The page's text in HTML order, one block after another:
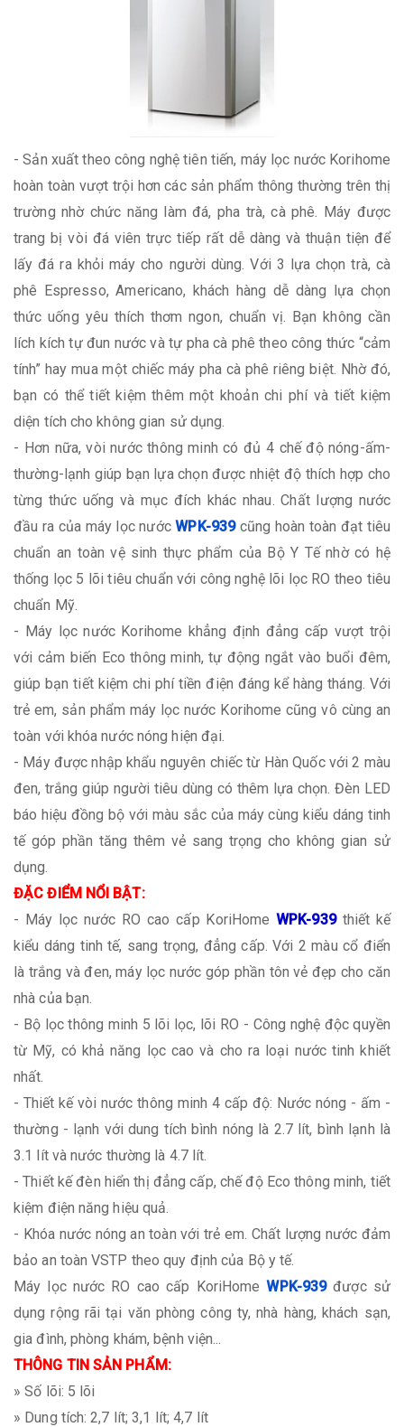
- Sản xuất theo công nghệ tiên tiến, máy lọc nước Korihome
hoàn toàn vượt trội hơn các sản phẩm thông thường trên thị
trường nhờ chức năng làm đá, pha trà, cà phê. Máy được
trang bị vòi đá viên trực tiếp rất dễ dàng và thuận tiện để
lấy đá ra khỏi máy cho người dùng. Với 3 lựa chọn trà, cà
phê Espresso, Americano, khách hàng dễ dàng lựa chọn
thức uống yêu thích thơm ngon, chuẩn vị. Bạn không cần
lích kích tự đun nước và tự pha cà phê theo công thức “cảm
tính” hay mua một chiếc máy pha cà phê riêng biệt. Nhờ đó,
bạn có thể tiết kiệm thêm một khoản chi phí và tiết kiệm
diện tích cho không gian sử dụng.
- Hơn nữa, vòi nước thông minh có đủ 4 chế độ nóng-ấm-
thường-lạnh giúp bạn lựa chọn được nhiệt độ thích hợp cho
từng thức uống và mục đích khác nhau. Chất lượng nước
đầu ra của máy lọc nước WPK-939 cũng hoàn toàn đạt tiêu
chuẩn an toàn vệ sinh thực phẩm của Bộ Y Tế nhờ có hệ
thống lọc 5 lõi tiêu chuẩn với công nghệ lõi lọc RO theo tiêu
chuẩn Mỹ.
- Máy lọc nước Korihome khẳng định đẳng cấp vượt trội
với cảm biến Eco thông minh, tự động ngắt vào buổi đêm,
giúp bạn tiết kiệm chi phí tiền điện đáng kể hàng tháng. Với
trẻ em, sản phẩm máy lọc nước Korihome cũng vô cùng an
toàn với khóa nước nóng hiện đại.
- Máy được nhập khẩu nguyên chiếc từ Hàn Quốc với 2 màu
đen, trắng giúp người tiêu dùng có thêm lựa chọn. Đèn LED
báo hiệu đồng bộ với màu sắc của máy cùng kiểu dáng tinh
tế góp phần tăng thêm vẻ sang trọng cho không gian sử
dụng.
ĐẶC ĐIỂM NỔI BẬT:
- Máy lọc nước RO cao cấp KoriHomeWPK-939thiết kế
kiểu dáng tinh tế, sang trọng, đẳng cấp. Với 2 màu cổ điển
là trắng và đen, máy lọc nước góp phần tôn vẻ đẹp cho căn
nhà của bạn.
- Bộ lọc thông minh 5 lõi lọc, lõi RO - Công nghệ độc quyền
từ Mỹ, có khả năng lọc cao và cho ra loại nước tinh khiết
nhất.
- Thiết kế vòi nước thông minh 4 cấp độ: Nước nóng - ấm -
thường - lạnh với dung tích bình nóng là 2.7 lít, bình lạnh là
3.1 lít và nước thường là 4.7 lít.
- Thiết kế đèn hiển thị đẳng cấp, chế độ Eco thông minh, tiết
kiệm điện năng hiệu quả.
- Khóa nước nóng an toàn với trẻ em. Chất lượng nước đảm
bảo an toàn VSTP theo quy định của Bộ y tế.
Máy lọc nước RO cao cấp KoriHome WPK-939 được sử
dụng rộng rãi tại văn phòng công ty, nhà hàng, khách sạn,
gia đình, phòng khám, bệnh viện...
THÔNG TIN SẢN PHẨM:
» Số lõi: 5 lõi
» Dung tích: 2,7 lít; 3,1 lít; 4,7 lít